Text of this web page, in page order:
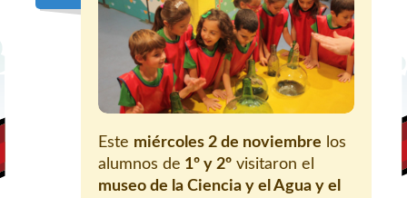
Este miércoles 2 de noviembre los
alumnos de 1º y 2º visitaron el
museo de la Ciencia y el Agua y el